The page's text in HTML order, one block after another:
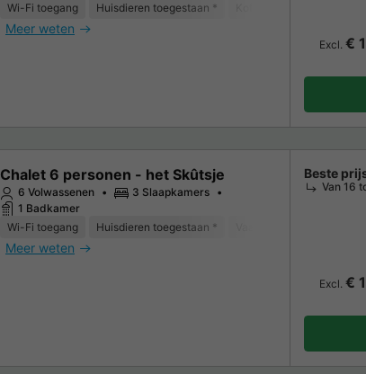
Wi-Fi toegang
Huisdieren toegestaan *
Meer weten
Excl. €
Chalet 6 personen - het Skûtsje
6 Volwassenen
3 Slaapkamers
1 Badkamer
Wi-Fi toegang
Huisdieren toegestaan *
Meer weten
Beste
Van 16
Excl. €